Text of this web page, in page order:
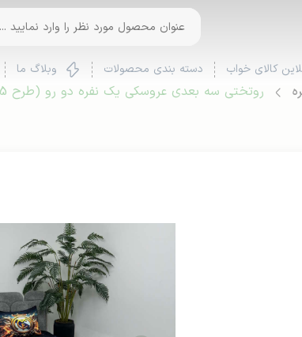
کالای خواب دسته بندی محصولات وبلاگ ما
روتختی سه بعدی عروسکی یک نفره دو رو (طرح 5)